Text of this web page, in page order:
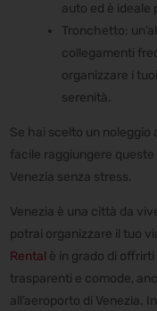
auto ed è ideale
Tronchetto:
collegamenti
organizzare i
serenità.
Se hai scelto un noleggio
facile raggiungere
Venezia senza stress.
Venezia è una città da
potrai organizzare il tuo
Rental è in grado di
trasparenti e comode,
all’aeroporto di Venezia.